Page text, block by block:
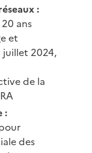
:
ans
et
2024,
de la
:
des